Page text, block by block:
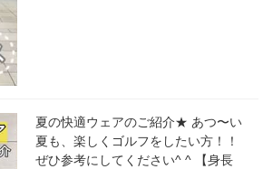
夏の快適ウェアのご紹介★ あつ〜い
夏も、楽しくゴルフをしたい方！！
ぜひ参考にしてください^ ^ 【身長